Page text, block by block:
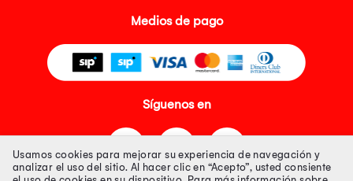
Medios de pago
Síguenos en
Usamos cookies para mejorar su experiencia de navegación y
analizar el uso del sitio. Al hacer clic en “Acepto”, usted consiente